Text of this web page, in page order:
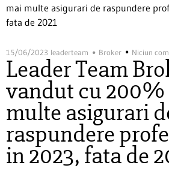
mai multe asigurari de raspundere
fata de 2021
15/06/2023 leaderteam Broker Niciun
Leader Team
vandut cu
multe asigurari
raspundere
in 2023, fata de